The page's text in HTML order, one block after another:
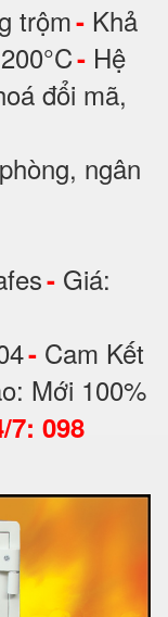
trộm- Khả
- Hệ
đổi mã,
ngân
- Giá:
- Cam Kết
Mới 100%
098